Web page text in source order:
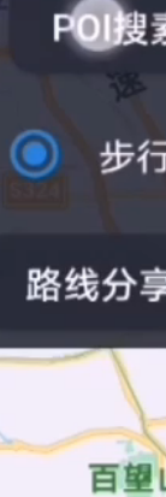
// 解析reslut，具体